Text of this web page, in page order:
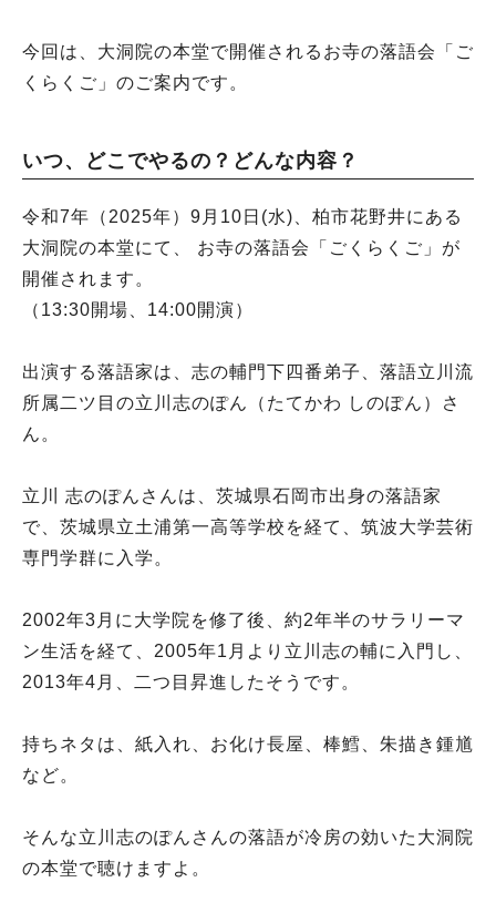
今回は、大洞院の本堂で開催されるお寺の落語会「ご
くらくご」のご案内です。
いつ、どこでやるの？どんな内容？
令和7年（2025年）9月10日(水)、柏市花野井にある
大洞院の本堂にて、 お寺の落語会「ごくらくご」が
開催されます。
（13:30開場、14:00開演）
出演する落語家は、志の輔門下四番弟子、落語立川流
所属二ツ目の立川志のぽん（たてかわ しのぽん）さ
ん。
立川 志のぽんさんは、茨城県石岡市出身の落語家
で、茨城県立土浦第一高等学校を経て、筑波大学芸術
専門学群に入学。
2002年3月に大学院を修了後、約2年半のサラリーマ
ン生活を経て、2005年1月より立川志の輔に入門し、
2013年4月、二つ目昇進したそうです。
持ちネタは、紙入れ、お化け長屋、棒鱈、朱描き鍾馗
など。
そんな立川志のぽんさんの落語が冷房の効いた大洞院
の本堂で聴けますよ。